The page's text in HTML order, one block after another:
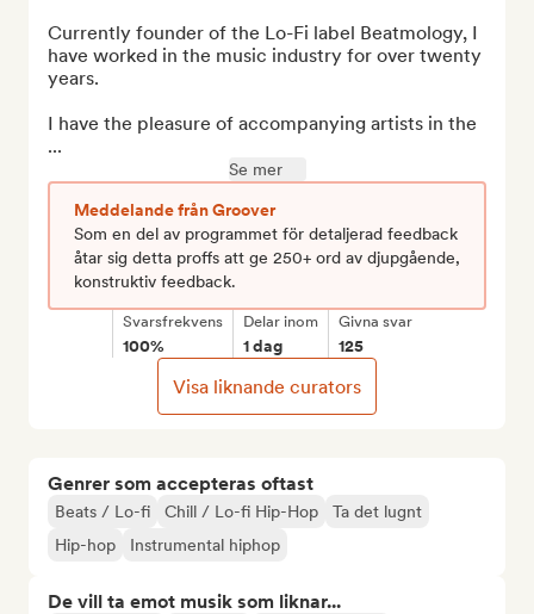
Genrer som accepteras oftast
Beats / Lo-fi Chill / Lo-fi Hip-Hop
Ta det lugnt
Hip-hop
Instrumental hiphop
De vill ta emot musik som liknar...
Currently founder of the Lo-Fi label Beatmology, I
have worked in the music industry for over twenty
years.
I have the pleasure of accompanying artists in the
...
Se mer
Meddelande från Groover
Som en del av programmet för detaljerad feedback
åtar sig detta proffs att ge 250+ ord av djupgående,
konstruktiv feedback.
Svarsfrekvens
100%
Delar inom
1 dag
Givna svar
125
Visa liknande curators